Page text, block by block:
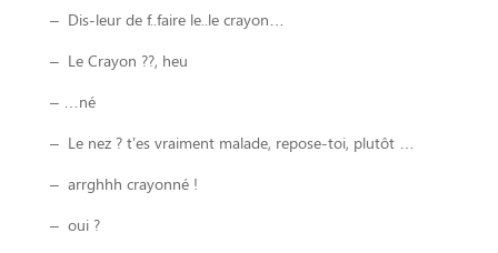
– Dis-leur de f..faire le..le crayon…
– Le Crayon ??, heu
– …né
– Le nez ? t’es vraiment malade, repose-toi, plutôt …
– arrghhh crayonné !
– oui ?